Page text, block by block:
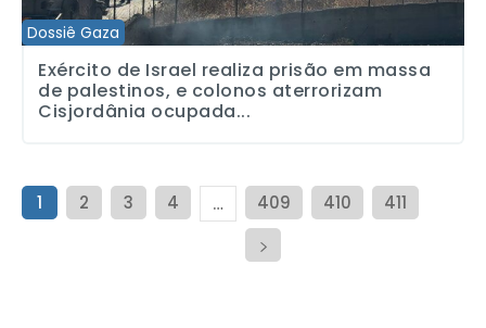
Dossiê Gaza
Exército de Israel realiza prisão em massa
de palestinos, e colonos aterrorizam
Cisjordânia ocupada...
1 2 3 4 … 409 410 411